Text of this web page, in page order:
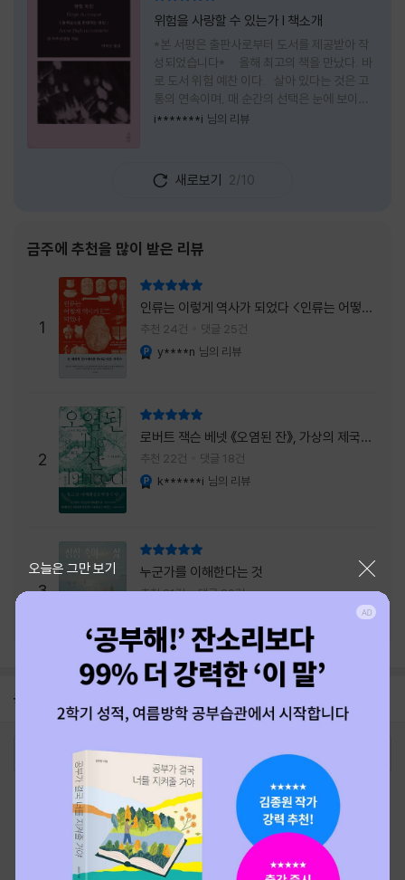
위험을 사랑할 수 있는가 l 책소개
*본 서평은 출판사로부터 도서를 제공받아 작
성되었습니다* 올해 최고의 책을 만났다. 바
로 도서 위험 예찬 이다. 살아 있다는 것은 고
통의 연속이며, 매 순간의 선택은 눈에 보이지
않는 위험을 감수해야 한다는 것을 의미한다.
도전하고 미지의 세계로 발을 내딛기란 결코 쉬
운 일이 아니다. 그러나 이 책을 읽다 보면 그 마
내가 진실로 원했던 방향을 향해 움직이고 있을
지도 모른다. 위험은 두려움의 대상이 아니라,
내가 진짜 원하는 삶으로 향하는 문 앞에 늘 함
께 서 있기 때문이다. 이 책은 프랑스의 철학
자이자 정신분석가인 안 뒤푸르망
i*******i 님의 리뷰
새로보기 2/10
금주에 추천을 많이 받은 리뷰
1
인류는 이렇게 역사가 되었다 <인류는 어떻게
역사가 되었나>
추천 24건 댓글 25건
y****n 님의 리뷰
2
로버트 잭슨 베넷 《오염된 잔》, 가상의 제국이
주는 실감과 미스터리 사건의 치밀함이 이루어
내는 최상의 시너지...
추천 22건 댓글 18건
k******i 님의 리뷰
3
누군가를 이해한다는 것
추천 21건 댓글 20건
공지
오늘은 그만 보기
로그인 최근 본 상품 주문/배송
고객센터 1544-3800 티켓 1544-6399
중고샵 1566-4295
eBook 1:1문의/채팅상담
예스이십사(주) 사업자 정보
이용약관
개인정보처리방침
청소년보호정책